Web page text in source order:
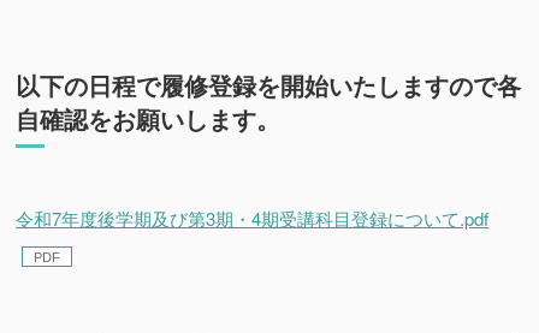
以下の日程で履修登録を開始いたしますので各
自確認をお願いします。
令和7年度後学期及び第3期・4期受講科目登録について.pdf